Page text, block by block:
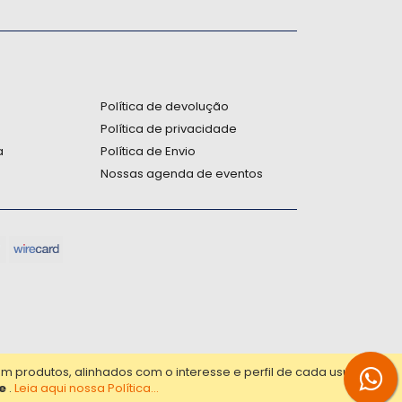
produtos, alinhados com o interesse e perfil de cada usuário.
. Leia aqui nossa Política...
Política de devolução
Política de privacidade
Política de Envio
Nossas agenda de eventos